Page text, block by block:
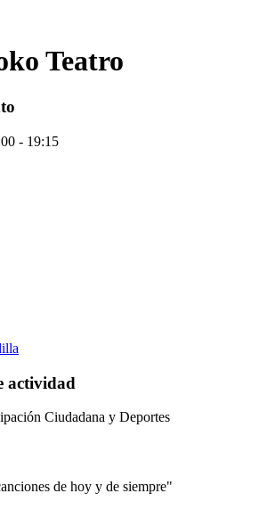
Teatro
- 19:15
actividad
Ciudadana y Deportes
de hoy y de siempre"